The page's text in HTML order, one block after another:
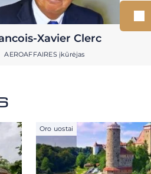
Xavier Clerc
AEROAFFAIRES įkūrėjas
Oro uostai